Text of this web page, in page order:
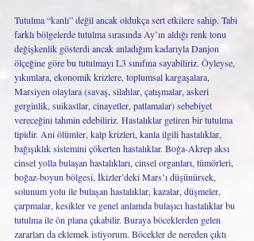
Tutulma “kanlı” değil ancak oldukça sert etkilere sahip. Tabi
farklı bölgelerde tutulma sırasında Ay’ın aldığı renk tonu
değişkenlik gösterdi ancak anladığım kadarıyla Danjon
ölçeğine göre bu tutulmayı L3 sınıfına sayabiliriz. Öyleyse,
yıkımlara, ekonomik krizlere, toplumsal kargaşalara,
Marsiyen olaylara (savaş, silahlar, çatışmalar, askeri
gerginlik, suikastlar, cinayetler, patlamalar) sebebiyet
vereceğini tahmin edebiliriz. Hastalıklar getiren bir tutulma
tipidir. Ani ölümler, kalp krizleri, kanla ilgili hastalıklar,
bağışıklık sistemini çökerten hastalıklar. Boğa-Akrep aksı
cinsel yolla bulaşan hastalıkları, cinsel organları, tümörleri,
boğaz-boyun bölgesi, İkizler’deki Mars’ı düşünürsek,
solunum yolu ile bulaşan hastalıklar, kazalar, düşmeler,
çarpmalar, kesikler ve genel anlamda bulaşıcı hastalıklar bu
tutulma ile ön plana çıkabilir. Buraya böceklerden gelen
zararları da eklemek istiyorum. Böcekler de nereden çıktı